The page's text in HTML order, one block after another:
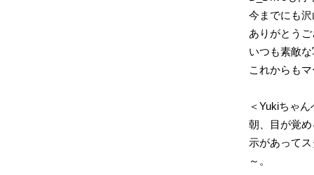
今までにも
ありがとう
いつも素敵
これからも
＜Yukiちゃん
朝、目が覚
示があって
～。